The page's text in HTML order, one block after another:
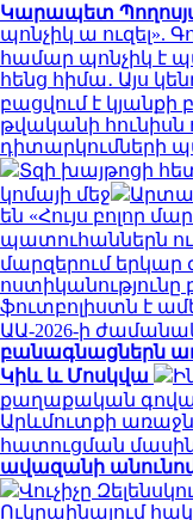
Կարապետ
պոնչիկ ա ուզել».
համար պոնչիկ է
հենց հիմա․ Այս
բացվում է կյանքի
թվականի հունիսն
դիտարկումների
Տզի խայթոցի
կոմայի մեջ
են «Հույս բոլոր
պատուհաններն ու
մարզերում երկար
ոստիկանությունը
ֆուտբոլիստն է
ԱԱ-2026-ի
բանագնացներն
Կիև և Մոսկվա
քաղաքական
Արևմուտքի
հատուցման
ավազանի անունով
Վուչիչը
Ուկրաինայում